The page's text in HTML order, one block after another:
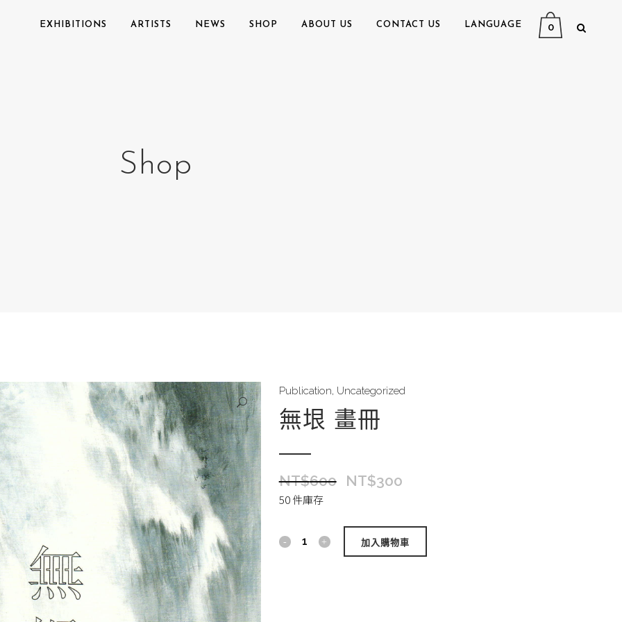
0
EXHIBITIONS ARTISTS NEWS SHOP ABOUT US CONTACT US LANGUAGE
Shop
Publication, Uncategorized
無垠 畫冊
NT$600 NT$300
50 件庫存
無 加入購物車